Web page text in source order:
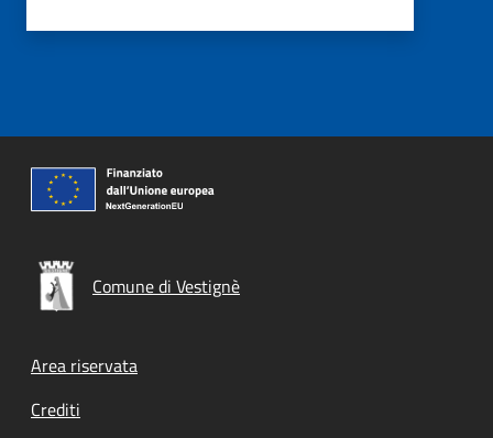
Comune di Vestignè
Footer menu
Area riservata
Crediti